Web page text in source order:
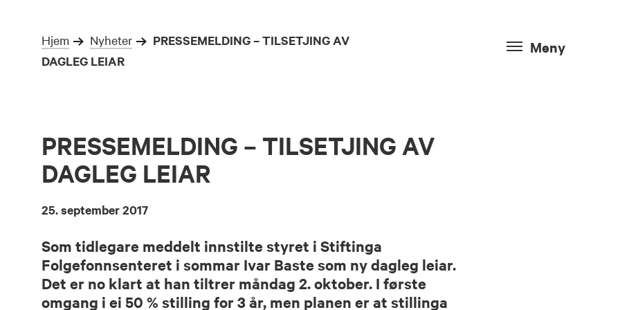
Meny
Hjem Nyheter
PRESSEMELDING – TILSETJING AV
DAGLEG LEIAR
PRESSEMELDING – TILSETJING AV
DAGLEG LEIAR
25. september 2017
Som tidlegare meddelt innstilte styret i Stiftinga
Folgefonnsenteret i sommar Ivar Baste som ny dagleg leiar.
Det er no klart at han tiltrer måndag 2. oktober. I første
omgang i ei 50 % stilling for 3 år, men planen er at stillinga